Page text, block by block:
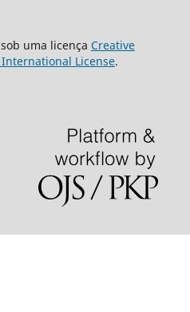
uma licença Creative
License.